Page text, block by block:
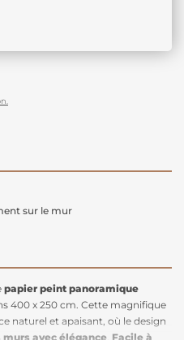
sur le mur
papier peint panoramique
400 x 250 cm. Cette magnifique
naturel et apaisant, où le design
murs avec élégance Facile à